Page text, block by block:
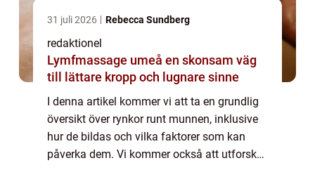
31 juli 2026 Rebecca Sundberg
redaktionel
Lymfmassage umeå en skonsam väg
till lättare kropp och lugnare sinne
I denna artikel kommer vi att ta en grundlig
översikt över rynkor runt munnen, inklusive
hur de bildas och vilka faktorer som kan
påverka dem. Vi kommer också att utforska